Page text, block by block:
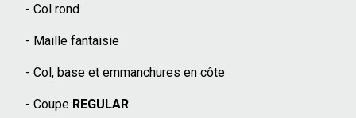
- Col rond
- Maille fantaisie
- Col, base et emmanchures en côte
- Coupe REGULAR